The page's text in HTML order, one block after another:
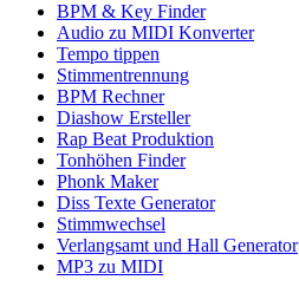
BPM & Key Finder
Audio zu MIDI Konverter
Tempo tippen
Stimmentrennung
BPM Rechner
Diashow Ersteller
Rap Beat Produktion
Tonhöhen Finder
Phonk Maker
Diss Texte Generator
Stimmwechsel
Verlangsamt und Hall Generator
MP3 zu MIDI